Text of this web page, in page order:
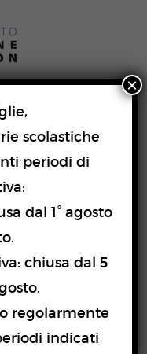
scolastiche
periodi di
dal 1° agosto
chiusa dal 5
regolarmente
indicati
×